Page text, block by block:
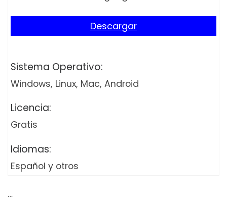
Descargar
Sistema Operativo:
Windows, Linux, Mac, Android
Licencia:
Gratis
Idiomas:
Español y otros
…